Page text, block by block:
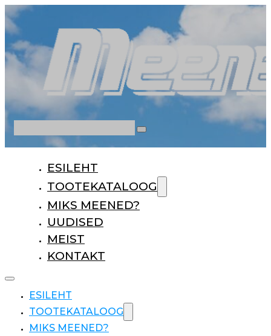
ESILEHT
TOOTEKATALOOG
MIKS MEENED?
UUDISED
MEIST
KONTAKT
ESILEHT
TOOTEKATALOOG
MIKS MEENED?